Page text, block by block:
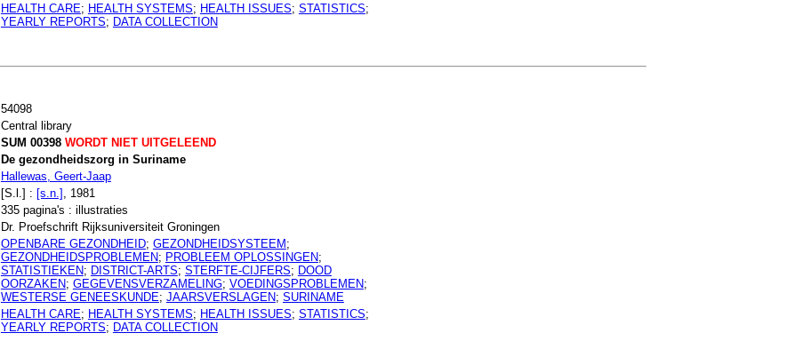
HEALTH CARE; HEALTH SYSTEMS; HEALTH ISSUES; STATISTICS;
YEARLY REPORTS; DATA COLLECTION
54098
Central library
SUM 00398WORDT NIET UITGELEEND
De gezondheidszorg in Suriname
Hallewas, Geert-Jaap
[S.l.] : [s.n.]
, 1981
335 pagina's : illustraties
Dr. Proefschrift Rijksuniversiteit Groningen
OPENBARE GEZONDHEID; GEZONDHEIDSYSTEEM ;
GEZONDHEIDSPROBLEMEN; PROBLEEM OPLOSSINGEN;
STATISTIEKEN; DISTRICT-ARTS; STERFTE-CIJFERS; DOOD
OORZAKEN; GEGEVENSVERZAMELING; VOEDINGSPROBLEMEN;
WESTERSE GENEESKUNDE; JAARSVERSLAGEN; SURINAME
HEALTH CARE; HEALTH SYSTEMS; HEALTH ISSUES; STATISTICS;
YEARLY REPORTS; DATA COLLECTION